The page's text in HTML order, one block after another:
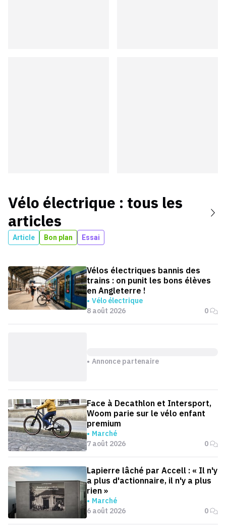
Vélo électrique : tous les
articles
Article Bon plan Essai
Vélos électriques bannis des
trains : on punit les bons élèves
en Angleterre !
Vélo électrique
8 août 2026
0
Annonce partenaire
Face à Decathlon et Intersport,
Woom parie sur le vélo enfant
premium
Marché
7 août 2026
0
Lapierre lâché par Accell : « Il n'y
a plus d'actionnaire, il n'y a plus
rien »
Marché
6 août 2026
0